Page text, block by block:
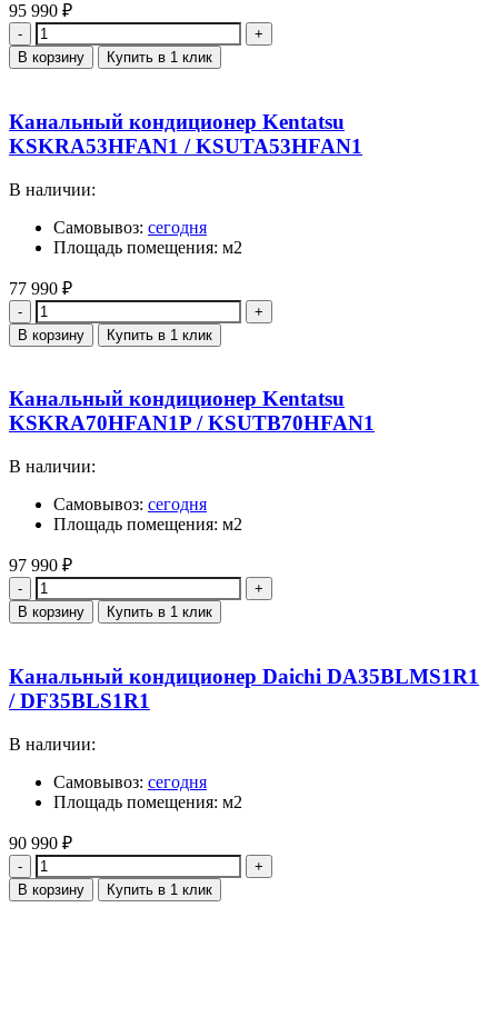
95 990 ₽
Количество
В корзину Купить в 1 клик
Канальный кондиционер Kentatsu
KSKRA53HFAN1 / KSUTA53HFAN1
В наличии:
Самовывоз: сегодня
Площадь помещения: м2
77 990 ₽
Количество
В корзину Купить в 1 клик
Канальный кондиционер Kentatsu
KSKRA70HFAN1P / KSUTB70HFAN1
В наличии:
Самовывоз: сегодня
Площадь помещения: м2
97 990 ₽
Количество
В корзину Купить в 1 клик
Канальный кондиционер Daichi DA35BLMS1R1
/ DF35BLS1R1
В наличии:
Самовывоз: сегодня
Площадь помещения: м2
90 990 ₽
Количество
В корзину Купить в 1 клик